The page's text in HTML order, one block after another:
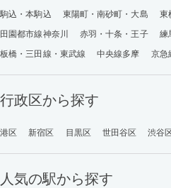
駒込・本駒込
東陽町・南砂町・大島 東
田園都市線神奈川
赤羽・十条・王子
練
板橋・三田線・東武線
中央線多摩 京急
行政区から探す
港区 新宿区 目黒区 世田谷区 渋谷
人気の駅から探す